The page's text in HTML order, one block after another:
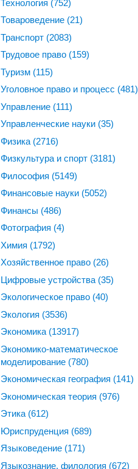
Технология (752)
Товароведение (21)
Транспорт (2083)
Трудовое право (159)
Туризм (115)
Уголовное право и процесс (481)
Управление (111)
Управленческие науки (35)
Физика (2716)
Физкультура и спорт (3181)
Философия (5149)
Финансовые науки (5052)
Финансы (486)
Фотография (4)
Химия (1792)
Хозяйственное право (26)
Цифровые устройства (35)
Экологическое право (40)
Экология (3536)
Экономика (13917)
Экономико-математическое
моделирование (780)
Экономическая география (141)
Экономическая теория (976)
Этика (612)
Юриспруденция (689)
Языковедение (171)
Языкознание, филология (672)